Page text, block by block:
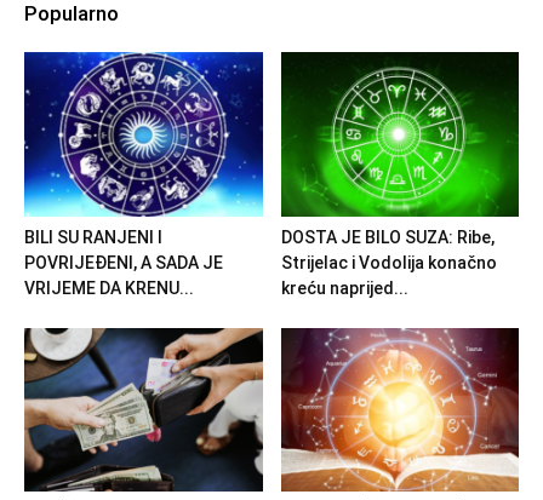
Popularno
BILI SU RANJENI I
POVRIJEĐENI, A SADA JE
VRIJEME DA KRENU...
DOSTA JE BILO SUZA: Ribe,
Strijelac i Vodolija konačno
kreću naprijed...